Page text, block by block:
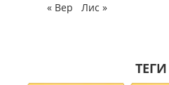
« Вер
Лис »
ТЕГИ